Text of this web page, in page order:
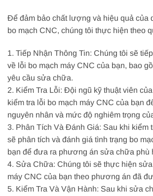
Để đảm bảo chất lượng và hiệu quả của
bo mạch CNC, chúng tôi thực hiện theo
1. Tiếp Nhận Thông Tin: Chúng tôi sẽ
về lỗi bo mạch máy CNC của bạn, bao
yêu cầu sửa chữa.
2. Kiểm Tra Lỗi: Đội ngũ kỹ thuật viên
kiểm tra lỗi bo mạch máy CNC của bạn
nguyên nhân và mức độ nghiêm trọng
3. Phân Tích Và Đánh Giá: Sau khi kiểm
sẽ phân tích và đánh giá tình trạng bo
bạn để đưa ra phương án sửa chữa phù
4. Sửa Chữa: Chúng tôi sẽ thực hiện
máy CNC của bạn theo phương án đã
5. Kiểm Tra Và Vận Hành: Sau khi sửa